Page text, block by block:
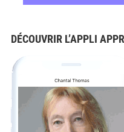
DÉCOUVRIR L’APPLI